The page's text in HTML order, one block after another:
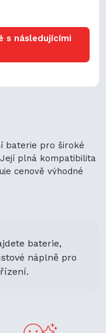
s následujícími
baterie pro široké
plná kompatibilita
cenově výhodné
navíc podporuje
baterie,
náplně pro